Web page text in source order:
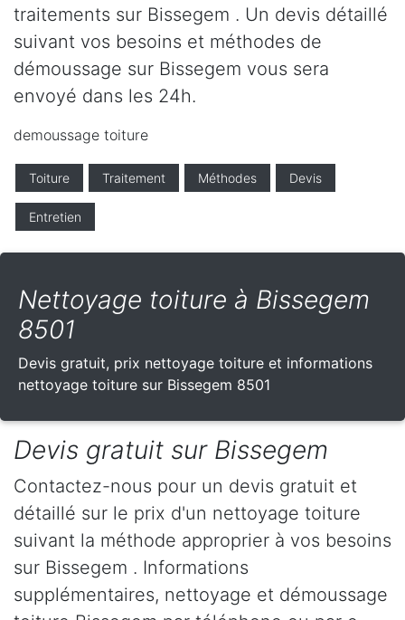
traitements sur Bissegem . Un devis détaillé
suivant vos besoins et méthodes de
démoussage sur Bissegem vous sera
envoyé dans les 24h.
demoussage toiture
Toiture Traitement Méthodes Devis
Entretien
Nettoyage toiture à Bissegem
8501
Devis gratuit, prix nettoyage toiture et informations
nettoyage toiture sur Bissegem 8501
Devis gratuit sur Bissegem
Contactez-nous pour un devis gratuit et
détaillé sur le prix d'un nettoyage toiture
suivant la méthode approprier à vos besoins
sur Bissegem . Informations
supplémentaires, nettoyage et démoussage